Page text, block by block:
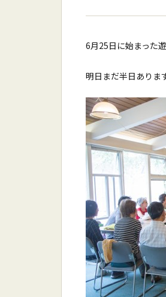
6月25日に始まった
明日まだ半日ありま